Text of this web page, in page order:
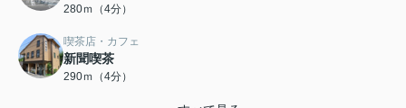
280ｍ（4分）
喫茶店・カフェ
新聞喫茶
290ｍ（4分）